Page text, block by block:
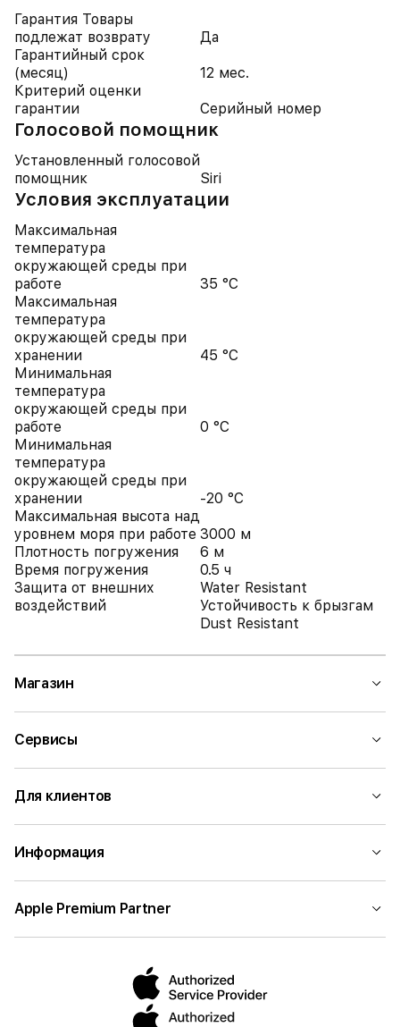
Гарантия Товары
подлежат возврату
Да
Гарантийный срок
(месяц)
12 мес.
Критерий оценки
гарантии
Серийный номер
Голосовой помощник
Установленный голосовой
помощник
Siri
Условия эксплуатации
Максимальная
температура
окружающей среды при
работе
35 °C
Максимальная
температура
окружающей среды при
хранении
45 °C
Минимальная
температура
окружающей среды при
работе
0 °C
Минимальная
температура
окружающей среды при
хранении
-20 °C
Максимальная высота над
уровнем моря при работе 3000 м
Плотность погружения
6 м
Время погружения
0.5 ч
Защита от внешних
воздействий
Water Resistant
Устойчивость к брызгам
Dust Resistant
Магазин
Сервисы
Для клиентов
Информация
Apple Premium Partner